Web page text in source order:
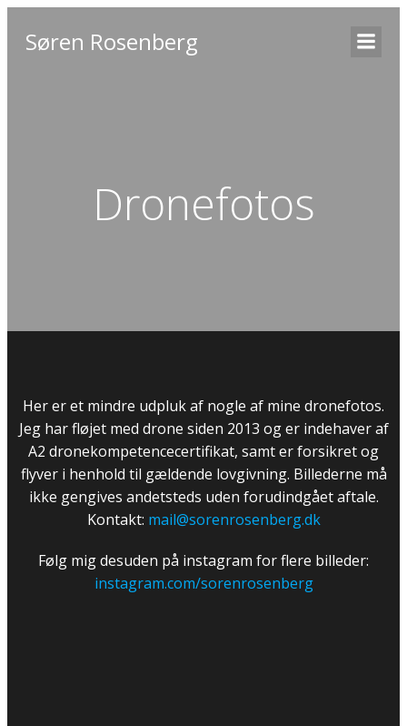
Søren Rosenberg
Dronefotos
Her er et mindre udpluk af nogle af mine dronefotos.
Jeg har fløjet med drone siden 2013 og er indehaver af
A2 dronekompetencecertifikat, samt er forsikret og
flyver i henhold til gældende lovgivning. Billederne må
ikke gengives andetsteds uden forudindgået aftale.
Kontakt: mail@sorenrosenberg.dk
Følg mig desuden på instagram for flere billeder:
instagram.com/sorenrosenberg